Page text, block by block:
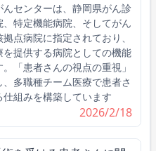
んセンターは、静岡県がん診
特定機能病院、そしてがん
点病院に指定されており、
を提供する病院としての機能
「患者さんの視点の重視」
多職種チーム医療で患者さ
仕組みを構築しています
2026/2/18